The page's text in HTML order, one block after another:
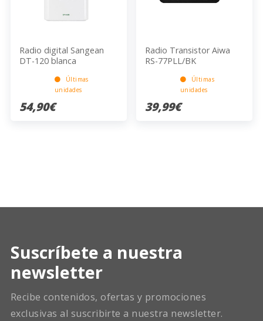
Radio digital Sangean
DT-120 blanca
Últimas
unidades
54,90€
Radio Transistor Aiwa
RS-77PLL/BK
Últimas
unidades
39,99€
Suscríbete a nuestra
newsletter
Recibe contenidos, ofertas y promociones
exclusivas al suscribirte a nuestra newsletter.